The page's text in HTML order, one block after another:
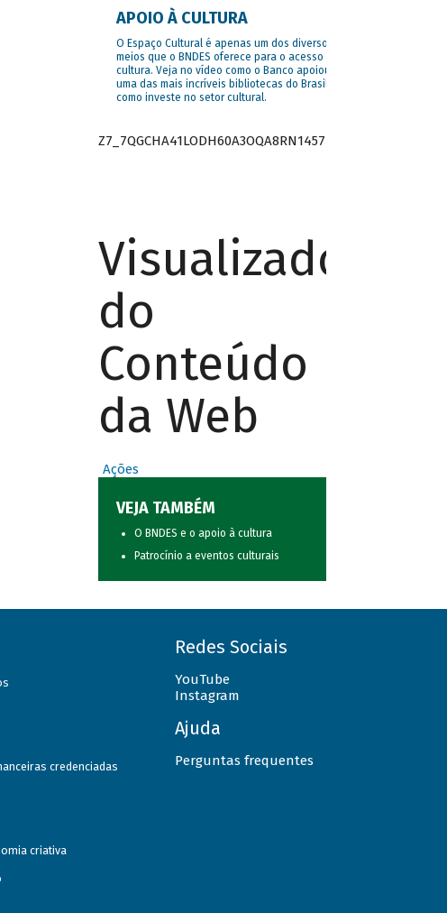
APOIO À CULTURA
O Espaço Cultural é apenas um dos diversos
meios que o BNDES oferece para o acesso à
cultura. Veja no vídeo como o Banco apoiou
uma das mais incríveis bibliotecas do Brasil e
como investe no setor cultural.
Z7_7QGCHA41LODH60A3OQA8RN1457
Visualizador
do
Conteúdo
da Web
Ações
VEJA TAMBÉM
O BNDES e o apoio à cultura
Patrocínio a eventos culturais
credenciadas
criativa
Redes Sociais
YouTube
Instagram
Ajuda
Perguntas frequentes